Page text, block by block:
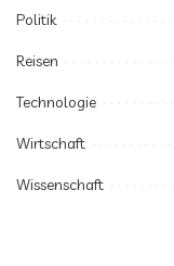
Politik
Reisen
Technologie
Wirtschaft
Wissenschaft